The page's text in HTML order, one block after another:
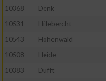
10368
Denk
10531
Hillebercht
10543
Hohenwald
10508
Heide
10383
Dufft